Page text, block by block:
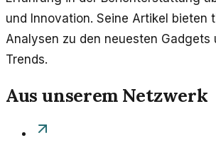
und Innovation. Seine Artikel bieten
Analysen zu den neuesten Gadgets
Trends.
Aus unserem Netzwerk